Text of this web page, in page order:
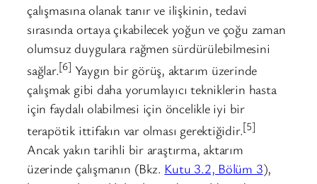
çalışmasına olanak tanır ve ilişkinin, tedavi
sırasında ortaya çıkabilecek yoğun ve çoğu zaman
olumsuz duygulara rağmen sürdürülebilmesini
sağlar.[6] Yaygın bir görüş, aktarım üzerinde
çalışmak gibi daha yorumlayıcı tekniklerin hasta
için faydalı olabilmesi için öncelikle iyi bir
terapötik ittifakın var olması gerektiğidir.[5]
Ancak yakın tarihli bir araştırma, aktarım
üzerinde çalışmanın (Bkz. Kutu 3.2, Bölüm 3),